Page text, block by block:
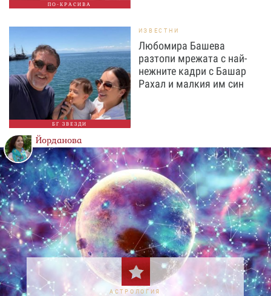
ПО-КРАСИВА
БГ ЗВЕЗДИ
ИЗВЕСТНИ
Любомира Башева
разтопи мрежата с най-
нежните кадри с Башар
Рахал и малкия им син
Йорданова
АСТРОЛОГИЯ